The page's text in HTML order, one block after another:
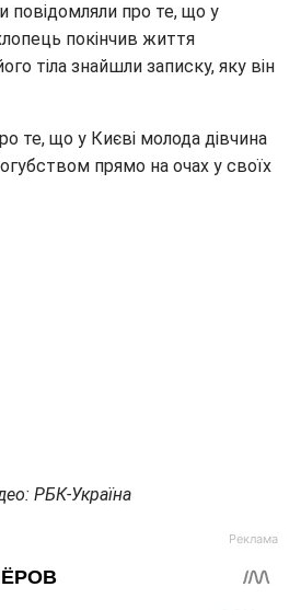
повідомляли про те, що у
покінчив життя
тіла знайшли записку, яку він
те, що у Києві молода дівчина
прямо на очах у своїх
РБК-Україна